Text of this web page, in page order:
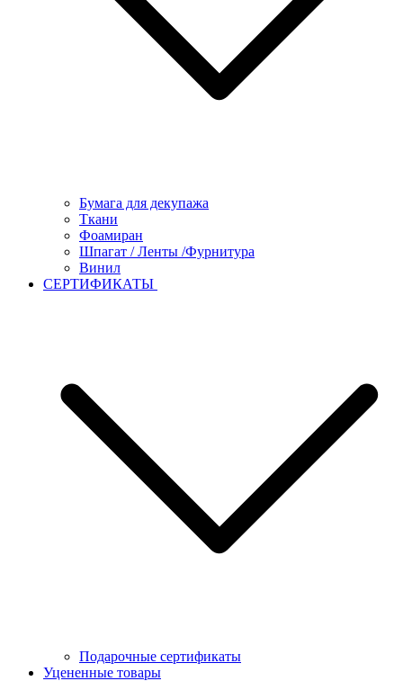
Бумага для декупажа
Ткани
Фоамиран
Шпагат / Ленты /Фурнитура
Винил
СЕРТИФИКАТЫ
Подарочные сертификаты
Уцененные товары